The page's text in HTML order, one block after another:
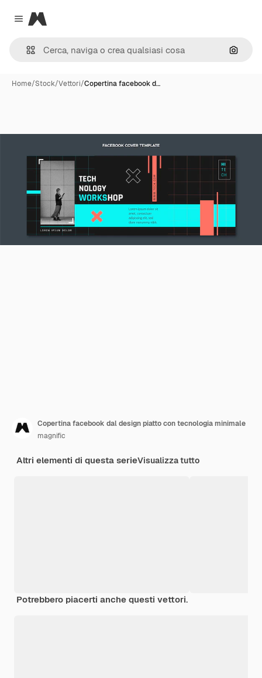
Close menu
Magnific
Cerca
Home/Stock/Vettori/Copertina facebook d…
Copertina facebook dal design piatto con tecnologia minimale
magnific
Altri elementi di questa serieVisualizza tutto
Potrebbero piacerti anche questi vettori.